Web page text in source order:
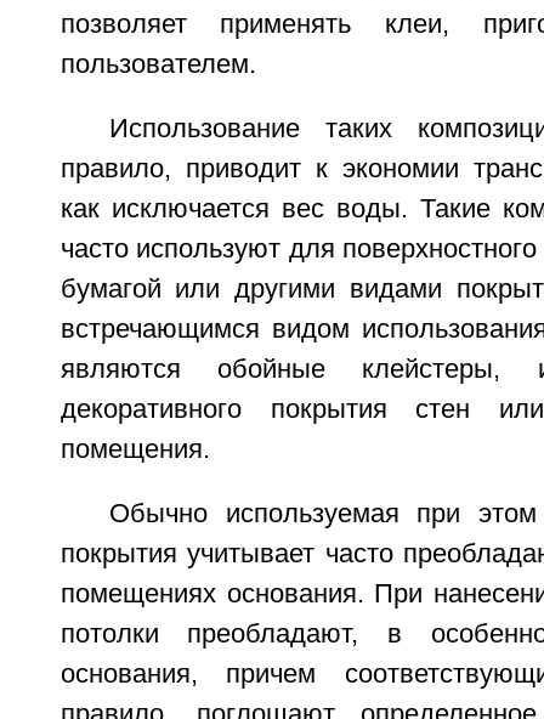
позволяет применять клеи,
пользователем.
Использование таких
правило, приводит к экономии
как исключается вес воды. Такие
часто используют для
бумагой или другими видами
встречающимся видом
являются обойные клейстеры,
декоративного покрытия стен
помещения.
Обычно используемая при этом
покрытия учитывает часто
помещениях основания. При
потолки преобладают, в
основания, причем